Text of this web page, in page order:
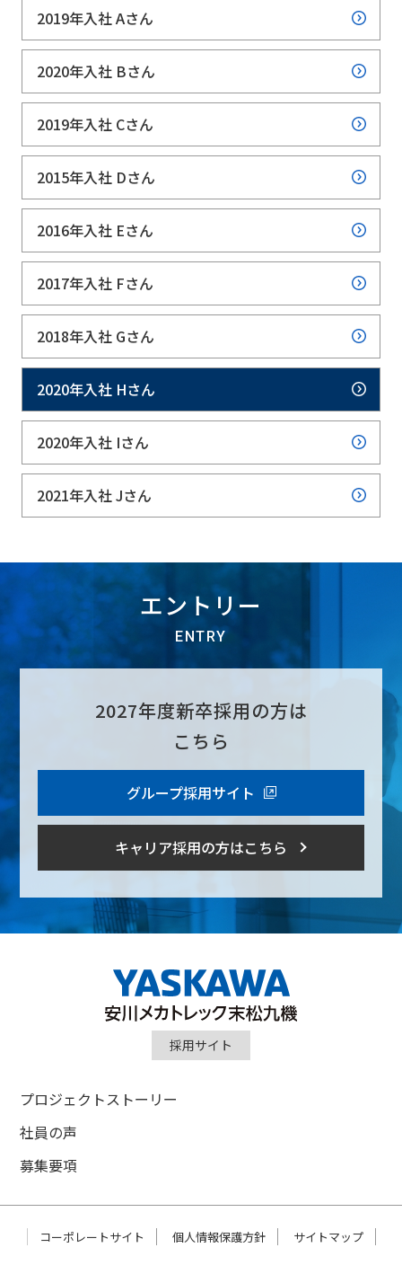
2019年入社 Aさん
2020年入社 Bさん
2019年入社 Cさん
2015年入社 Dさん
2016年入社 Eさん
2017年入社 Fさん
2018年入社 Gさん
2020年入社 Hさん
2020年入社 Iさん
2021年入社 Jさん
エントリー
ENTRY
2027年度新卒採用の方は
こちら
グループ採用サイト
キャリア採用の方はこちら
採用サイト
プロジェクトストーリー
社員の声
募集要項
コーポレートサイト 個人情報保護方針 サイトマップ